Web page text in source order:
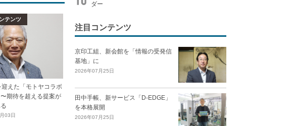
テンツ
えた「モトヤコラボ
期待を超える提案が
03日
ダー
注目コンテンツ
京印工組、新会館を「情報の受発信
基地」に
2026年07月25日
田中手帳、新サービス「D-EDGE」
を本格展開
2026年07月25日